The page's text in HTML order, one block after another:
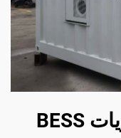
ما المزايا الرئيسية لحاويات BESS